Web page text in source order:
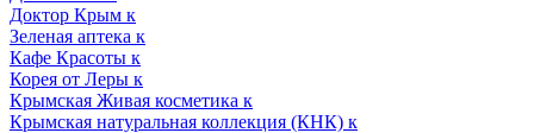
Доктор Крым к
Зеленая аптека к
Кафе Красоты к
Корея от Леры к
Крымская Живая косметика к
Крымская натуральная коллекция (КНК) к